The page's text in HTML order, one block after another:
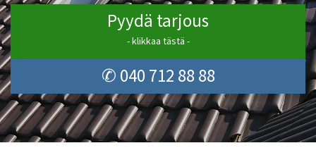
Pyydä tarjous
- klikkaa tästä -
✆ 040 712 88 88